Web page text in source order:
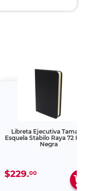
Libreta Ejecutiva Tamaño
Esquela Stabilo Raya 72
Negra
$229.00